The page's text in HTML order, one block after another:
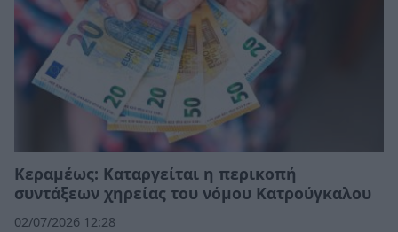
Κεραμέως: Καταργείται η περικοπή
συντάξεων χηρείας του νόμου Κατρούγκαλου
02/07/2026 12:28